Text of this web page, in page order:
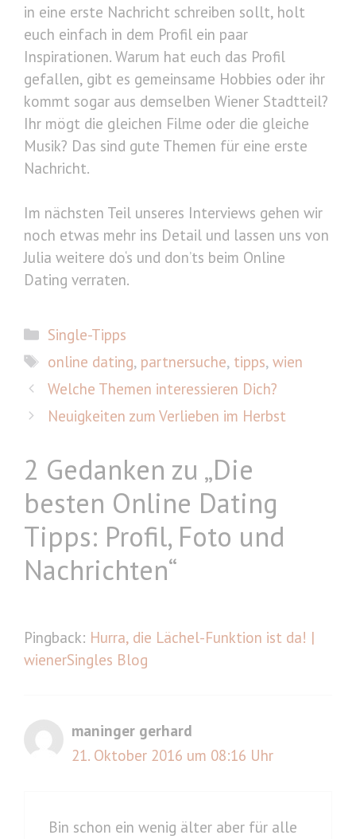
in eine erste Nachricht schreiben sollt, holt
euch einfach in dem Profil ein paar
Inspirationen. Warum hat euch das Profil
gefallen, gibt es gemeinsame Hobbies oder ihr
kommt sogar aus demselben Wiener Stadtteil?
Ihr mögt die gleichen Filme oder die gleiche
Musik? Das sind gute Themen für eine erste
Nachricht.
Im nächsten Teil unseres Interviews gehen wir
noch etwas mehr ins Detail und lassen uns von
Julia weitere do‘s und don’ts beim Online
Dating verraten.
Kategorien
Single-Tipps
Schlagwörter
online dating, partnersuche, tipps,wien
Welche Themen interessieren Dich?
Neuigkeiten zum Verlieben im Herbst
2 Gedanken zu „Die
besten Online Dating
Tipps: Profil, Foto und
Nachrichten“
Pingback: Hurra, die Lächel-Funktion ist da! |
wienerSingles Blog
maninger gerhard
21. Oktober 2016 um 08:16 Uhr
Bin schon ein wenig älter aber für alle